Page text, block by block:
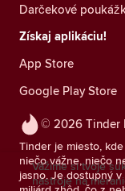
© 2026 Tinder
Tinder je miesto,
niečo vážne, niečo
jasno. Je dostupný
Darčekové
Získaj aplikáciu!
App Store
Google Play Store
Vážime si tvoje
nástroje na